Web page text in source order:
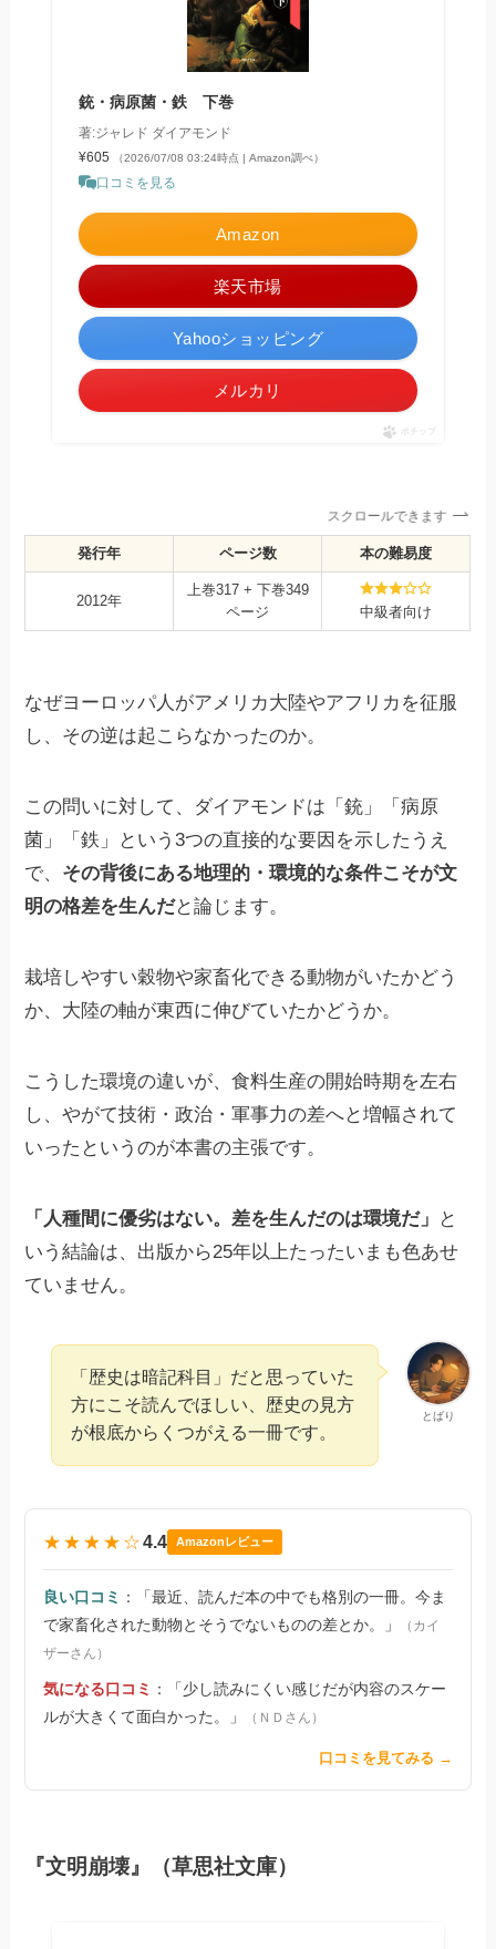
銃・病原菌・鉄 下巻
著:ジャレド ダイアモンド
¥605
（2026/07/08 03:24時点 | Amazon調べ）
口コミを見る
Amazon
楽天市場
Yahooショッピング
メルカリ
ポチップ
スクロールできます
発行年 ページ数 本の難易度
2012年
上巻317 + 下巻349
ページ
中級者向け
なぜヨーロッパ人がアメリカ大陸やアフリカを征服
し、その逆は起こらなかったのか。
この問いに対して、ダイアモンドは「銃」「病原
菌」「鉄」という3つの直接的な要因を示したうえ
で、 その背後にある地理的・環境的な条件こそが文
明の格差を生んだと論じます。
栽培しやすい穀物や家畜化できる動物がいたかどう
か、大陸の軸が東西に伸びていたかどうか。
こうした環境の違いが、食料生産の開始時期を左右
し、やがて技術・政治・軍事力の差へと増幅されて
いったというのが本書の主張です。
「人種間に優劣はない。差を生んだのは環境だ」
と
いう結論は、出版から25年以上たったいまも色あせ
ていません。
とばり
「歴史は暗記科目」だと思っていた
方にこそ読んでほしい、歴史の見方
が根底からくつがえる一冊です。
★★★★☆4.4 Amazonレビュー
良い口コミ
：「最近、読んだ本の中でも格別の一冊。今ま
で家畜化された動物とそうでないものの差とか。」
（カイ
ザーさん）
気になる口コミ
：「少し読みにくい感じだが内容のスケー
ルが大きくて面白かった。」
（ＮＤさん）
口コミを見てみる →
『文明崩壊』（草思社文庫）